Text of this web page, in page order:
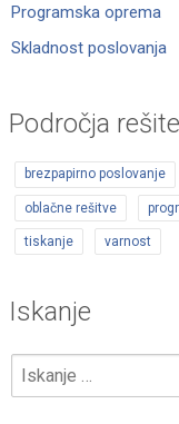
Programska oprema
Skladnost poslovanja
Področja
brezpapirno poslovanje
oblačne rešitve
tiskanje varnost
Iskanje